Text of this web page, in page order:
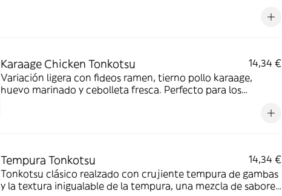
Karaage Chicken Tonkotsu
14,34 €
Variación ligera con fideos ramen, tierno pollo karaage,
huevo marinado y cebolleta fresca. Perfecto para los
Tempura Tonkotsu
14,34 €
Tonkotsu clásico realzado con crujiente tempura de gambas
y la textura inigualable de la tempura, una mezcla de sabores